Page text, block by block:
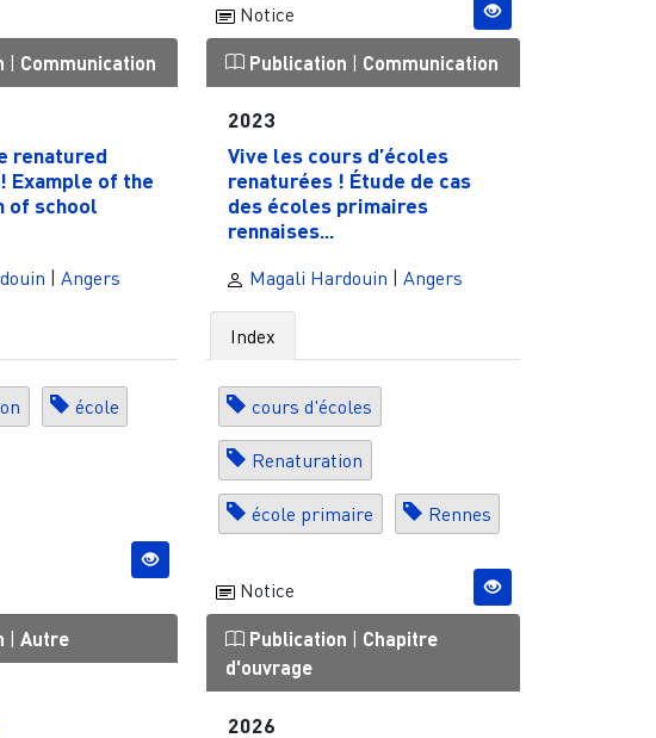
Notice
| Communication
renatured
Example of the
of school
| Angers
école
Publication | Communication
2023
Vive les cours d’écoles
renaturées ! Étude de cas
des écoles primaires
rennaises...
Magali Hardouin | Angers
Index
cours d'écoles
Renaturation
école primaire Rennes
Notice
| Autre Publication | Chapitre
d'ouvrage
2026